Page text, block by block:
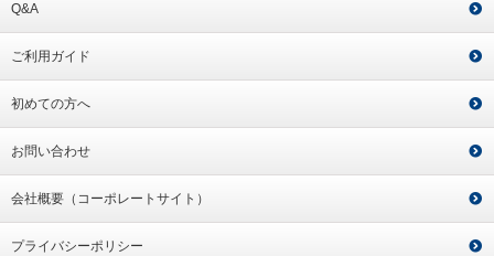
Q&A
ご利用ガイド
初めての方へ
お問い合わせ
会社概要（コーポレートサイト）
プライバシーポリシー